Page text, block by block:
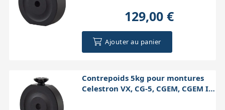
129,00 €
Ajouter au panier
Contrepoids 5kg pour montures
Celestron VX, CG-5, CGEM, CGEM II,